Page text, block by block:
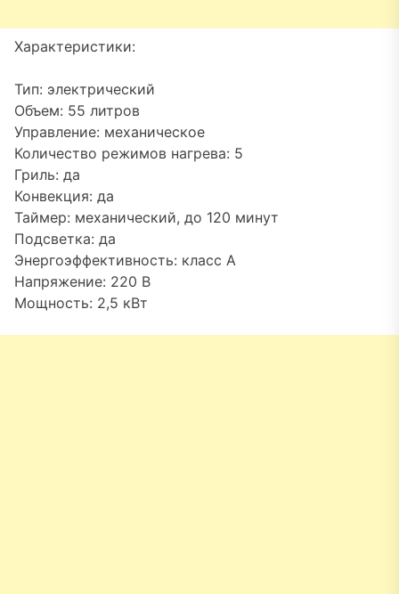
Характеристики:
Тип: электрический
Объем: 55 литров
Управление: механическое
Количество режимов нагрева: 5
Гриль: да
Конвекция: да
Таймер: механический, до 120 минут
Подсветка: да
Энергоэффективность: класс A
Напряжение: 220 В
Мощность: 2,5 кВт